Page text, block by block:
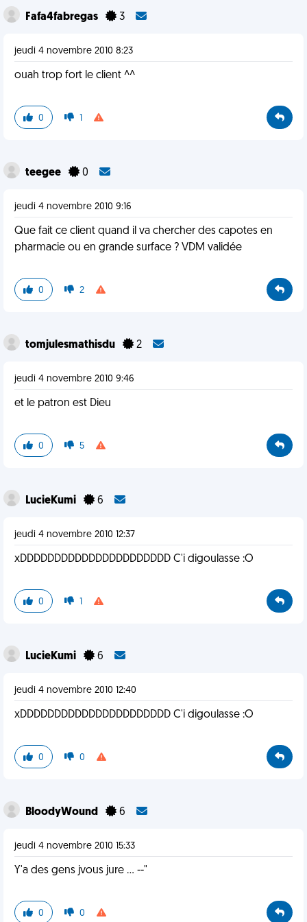
Fafa4fabregas 3
jeudi 4 novembre 2010 8:23
ouah trop fort le client ^^
0 1
teegee 0
jeudi 4 novembre 2010 9:16
Que fait ce client quand il va chercher des capotes en
pharmacie ou en grande surface ? VDM validée
0 2
tomjulesmathisdu 2
jeudi 4 novembre 2010 9:46
et le patron est Dieu
0 5
LucieKumi 6
jeudi 4 novembre 2010 12:37
xDDDDDDDDDDDDDDDDDDDDDD C'i digoulasse :O
0 1
LucieKumi 6
jeudi 4 novembre 2010 12:40
xDDDDDDDDDDDDDDDDDDDDDD C'i digoulasse :O
0 0
BloodyWound 6
jeudi 4 novembre 2010 15:33
Y'a des gens jvous jure ... --"
0 0